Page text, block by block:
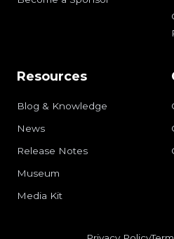
Resources
Blog & Knowledge
News
Release Notes
Museum
Media Kit